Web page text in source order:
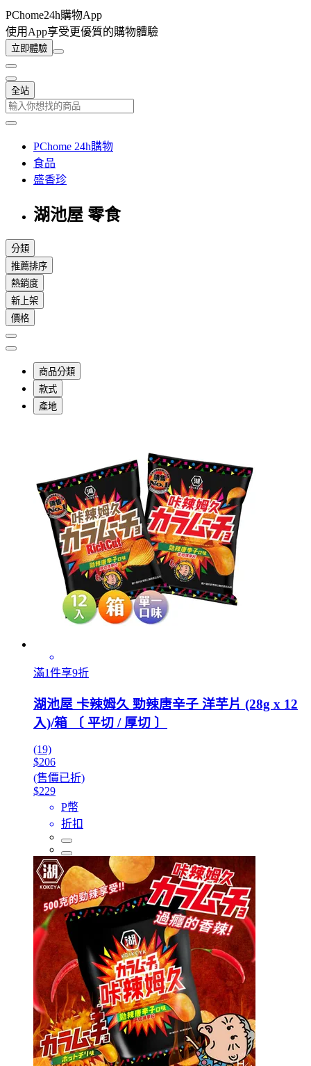
PChome24h購物App
使用App享受更優質的購物體驗
立即體驗
全站
PChome 24h購物
食品
盛香珍
湖池屋 零食
分類
推薦排序
熱銷度
新上架
價格
商品分類
款式
產地
滿1件享9折
湖池屋 卡辣姆久 勁辣唐辛子 洋芋片 (28g x 12
入)/箱 〔 平切 / 厚切 〕
(19)
$206
(售價已折)
$229
P幣
折扣